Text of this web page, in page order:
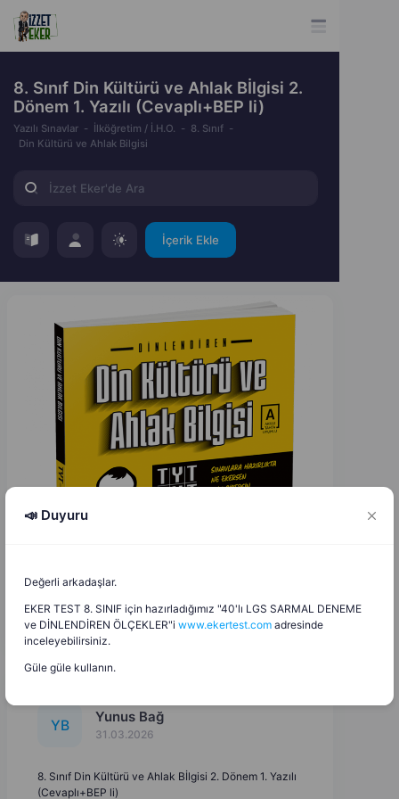
8. Sınıf Din Kültürü ve Ahlak Bİlgisi 2.
Dönem 1. Yazılı (Cevaplı+BEP li)
Yazılı Sınavlar İlköğretim / İ.H.O.
8. Sınıf
Din Kültürü ve Ahlak Bilgisi
İçerik Ekle
YB Yunus Bağ
31.03.2026
8. Sınıf Din Kültürü ve Ahlak Bİlgisi 2. Dönem 1. Yazılı
(Cevaplı+BEP li)
📣 Duyuru
Değerli arkadaşlar.
EKER TEST 8. SINIF için hazırladığımız "40'lı LGS SARMAL DENEME
ve DİNLENDİREN ÖLÇEKLER"i www.ekertest.com adresinde
inceleyebilirsiniz.
Güle güle kullanın.